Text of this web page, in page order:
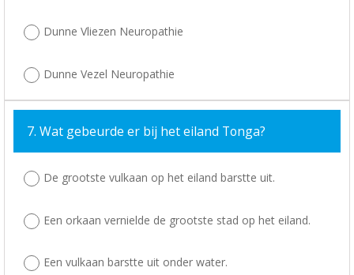
Dunne Vliezen Neuropathie
Dunne Vezel Neuropathie
7. Wat gebeurde er bij het eiland Tonga?
De grootste vulkaan op het eiland barstte uit.
Een orkaan vernielde de grootste stad op het eiland.
Een vulkaan barstte uit onder water.